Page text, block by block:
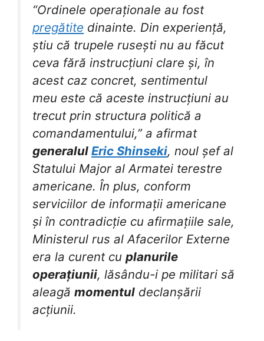
“Ordinele operaționale au fost
pregătite dinainte. Din experiență,
știu că trupele rusești nu au făcut
ceva fără instrucțiuni clare și, în
acest caz concret, sentimentul
meu este că aceste instrucțiuni au
trecut prin structura politică a
comandamentului,” a afirmat
generalul Eric Shinseki, noul șef al
Statului Major al Armatei terestre
americane. În plus, conform
serviciilor de informații americane
și în contradicție cu afirmațiile sale,
Ministerul rus al Afacerilor Externe
era la curent cu planurile
operațiunii, lăsându-i pe militari să
aleagă momentul declanșării
acțiunii.